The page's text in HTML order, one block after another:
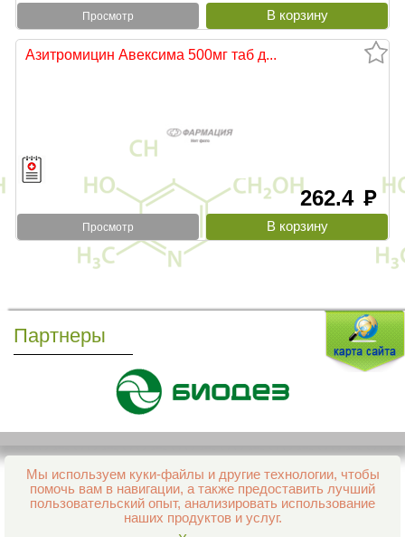
Просмотр
Азитромицин Авексима 500мг таб д...
262.4 руб
Просмотр
Партнеры
Мы используем куки-файлы и другие технологии, чтобы
помочь вам в навигации, а также предоставить лучший
пользовательский опыт, анализировать использование
наших продуктов и услуг.
Все права защищены и охраняются законом
© 2013–2026 Интернет-аптека Фармация
support@aptekapenza.ru
Телефон: Служба обработки заказов 99-98-28